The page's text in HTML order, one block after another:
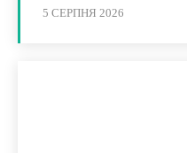
5 СЕРПНЯ 2026